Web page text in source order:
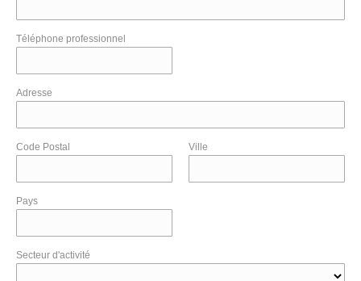
Téléphone professionnel
Adresse
Code Postal Ville
Pays
Secteur d'activité